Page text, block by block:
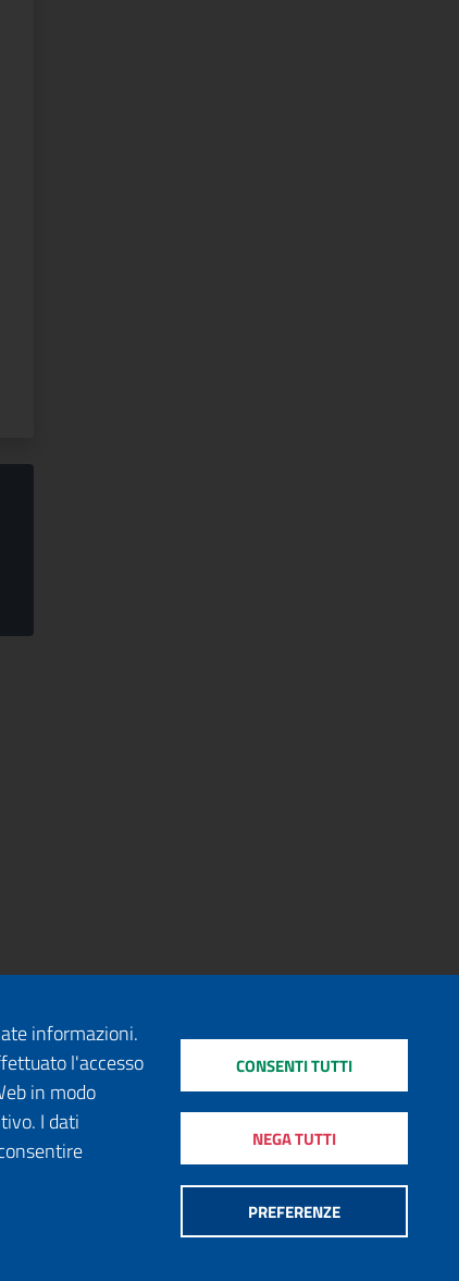
informazioni.
l'accesso
in modo
I dati
PREFERENZE
NEGA TUTTI
CONSENTI TUTTI